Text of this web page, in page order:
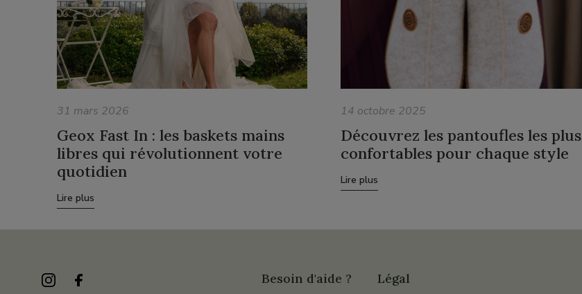
31 mars 2026
Geox Fast In : les baskets mains
libres qui révolutionnent votre
quotidien
Lire plus
14 octobre 2025
Découvrez les pantoufles les plus
confortables pour chaque style
Lire plus
Besoin d'aide ? Légal